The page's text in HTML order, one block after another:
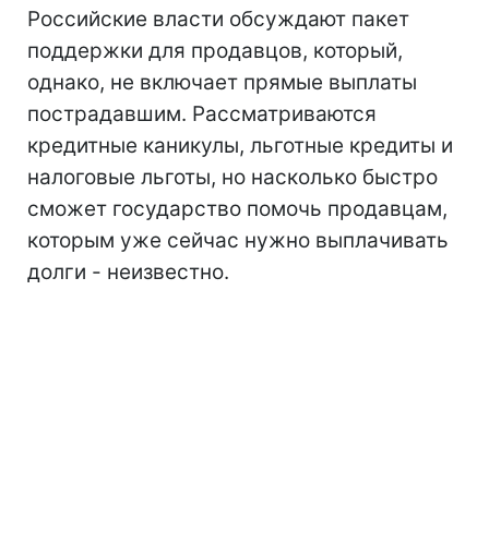
Российские власти обсуждают пакет
поддержки для продавцов, который,
однако, не включает прямые выплаты
пострадавшим. Рассматриваются
кредитные каникулы, льготные кредиты и
налоговые льготы, но насколько быстро
сможет государство помочь продавцам,
которым уже сейчас нужно выплачивать
долги - неизвестно.